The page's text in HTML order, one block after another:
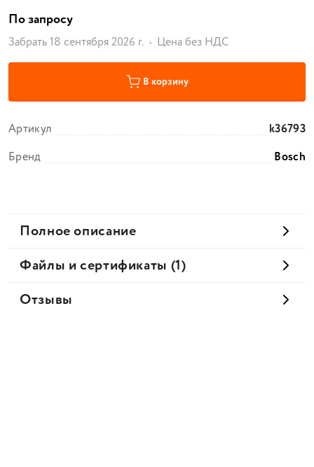
По запросу
Забрать 18 сентября 2026 г. Цена без НДС
В корзину
Артикул
k36793
Бренд
Bosch
Полное описание
Файлы и сертификаты (1)
Отзывы